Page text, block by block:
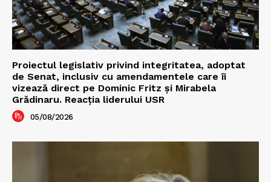
Proiectul legislativ privind integritatea, adoptat
de Senat, inclusiv cu amendamentele care îi
vizează direct pe Dominic Fritz și Mirabela
Grădinaru. Reacția liderului USR
05/08/2026